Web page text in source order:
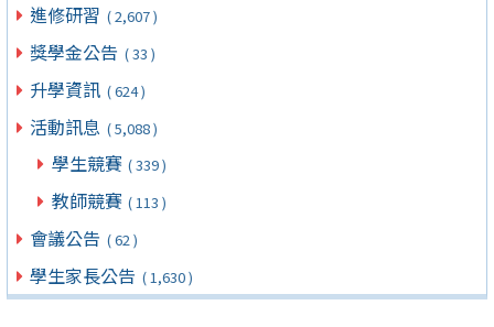
進修研習 ( 2,607 )
獎學金公告 ( 33 )
升學資訊 ( 624 )
活動訊息 ( 5,088 )
學生競賽 ( 339 )
教師競賽 ( 113 )
會議公告 ( 62 )
學生家長公告 ( 1,630 )